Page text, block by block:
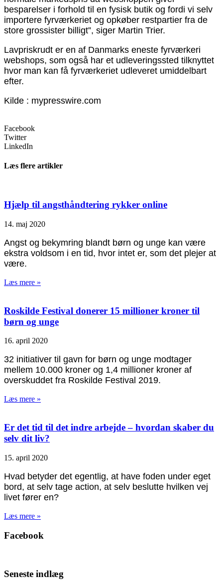
besparelser i forhold til en fysisk butik og fordi vi selv
importere fyrværkeriet og opkøber restpartier fra de
store grossister billigt”, siger Martin Trier.
Lavpriskrudt er en af Danmarks eneste fyrværkeri
webshops, som også har et udleveringssted tilknyttet
hvor man kan få fyrværkeriet udleveret umiddelbart
efter.
Kilde : mypresswire.com
Facebook
Twitter
LinkedIn
Læs flere artikler
Hjælp til angsthåndtering rykker online
14. maj 2020
Angst og bekymring blandt børn og unge kan være
ekstra voldsom i en tid, hvor intet er, som det plejer at
være.
Læs mere »
Roskilde Festival donerer 15 millioner kroner til
børn og unge
16. april 2020
32 initiativer til gavn for børn og unge modtager
mellem 10.000 kroner og 1,4 millioner kroner af
overskuddet fra Roskilde Festival 2019.
Læs mere »
Er det tid til det indre arbejde – hvordan skaber du
selv dit liv?
15. april 2020
Hvad betyder det egentlig, at have foden under eget
bord, at selv tage action, at selv beslutte hvilken vej
livet fører en?
Læs mere »
Facebook
Seneste indlæg